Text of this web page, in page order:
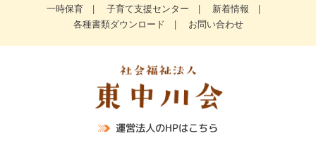
一時保育
子育て支援センター
新着情報
各種書類ダウンロード
お問い合わせ
運営法人のHPはこちら